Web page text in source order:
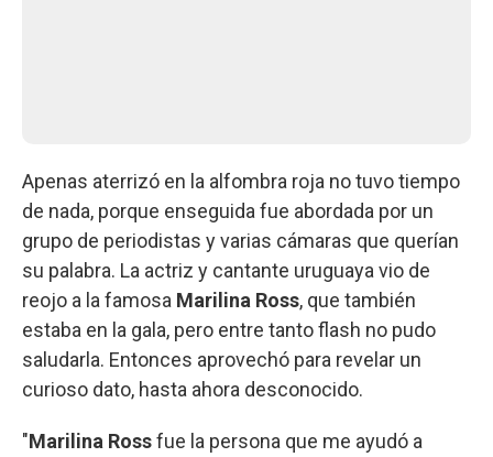
Apenas aterrizó en la alfombra roja no tuvo tiempo
de nada, porque enseguida fue abordada por un
grupo de periodistas y varias cámaras que querían
su palabra. La actriz y cantante uruguaya vio de
reojo a la famosa Marilina Ross, que también
estaba en la gala, pero entre tanto flash no pudo
saludarla. Entonces aprovechó para revelar un
curioso dato, hasta ahora desconocido.
"Marilina Rossfue la persona que me ayudó a